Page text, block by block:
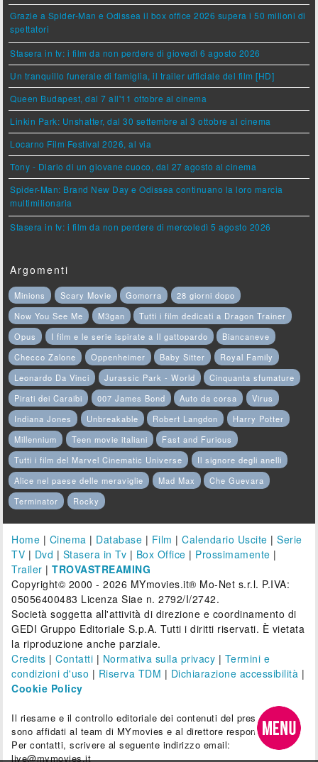
Grazie a Spider-Man e Odissea il box office 2026 supera i 50 milioni di
spettatori
Stasera in tv: i film da non perdere di giovedì 6 agosto 2026
Un tranquillo funerale di famiglia, il trailer ufficiale del film [HD]
Queen Budapest, dal 7 all'11 ottobre al cinema
Linkin Park: Unshatter, dal 30 settembre al 3 ottobre al cinema
Locarno Film Festival 2026, al via
Tony - Diario di un giovane cuoco, dal 27 agosto al cinema
Spider-Man: Brand New Day e Odissea continuano la loro marcia
multimilionaria
Stasera in tv: i film da non perdere di mercoledì 5 agosto 2026
Argomenti
Minions Scary Movie Gomorra
28 giorni dopo
Now You See Me
M3gan
Tutti i film dedicati a Dragon Trainer
Opus
I film e le serie ispirate a Il gattopardo
Biancaneve
Checco Zalone
Oppenheimer Baby Sitter
Royal Family
Leonardo Da Vinci
Jurassic Park - World
Cinquanta sfumature
Pirati dei Caraibi
007 James Bond Auto da corsa
Virus
Indiana Jones
Unbreakable Robert Langdon
Harry Potter
Millennium
Teen movie italiani
Fast and Furious
Tutti i film del Marvel Cinematic Universe
Il signore degli anelli
Alice nel paese delle meraviglie
Mad Max
Che Guevara
Terminator
Rocky
Home | Cinema | Database | Film |Calendario Uscite |Serie
TV | Dvd | Stasera in Tv | Box Office | Prossimamente |
Trailer |TROVASTREAMING
Copyright© 2000 - 2026 MYmovies.it® Mo-Net s.r.l. P.IVA:
05056400483 Licenza Siae n. 2792/I/2742.
Società soggetta all'attività di direzione e coordinamento di
GEDI Gruppo Editoriale S.p.A. Tutti i diritti riservati. È vietata
la riproduzione anche parziale.
Credits |Contatti | Normativa sulla privacy | Termini e
condizioni d'uso | Riserva TDM | Dichiarazione accessibilità |
Cookie Policy
Il riesame e il controllo editoriale dei contenuti del presente sito
sono affidati al team di MYmovies e al direttore responsabile.
Per contatti, scrivere al seguente indirizzo email:
live@mymovies.it